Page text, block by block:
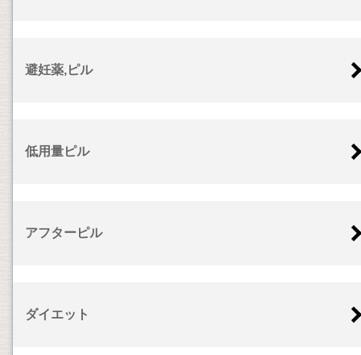
避妊薬,ピル
低用量ピル
アフターピル
ダイエット